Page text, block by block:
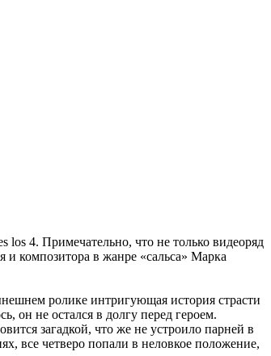
4. Примечательно, что не только видеоряд
и композитора в жанре «сальса» Марка
ролике интригующая история страсти
он не остался в долгу перед героем.
загадкой, что же не устроило парней в
все четверо попали в неловкое положение,